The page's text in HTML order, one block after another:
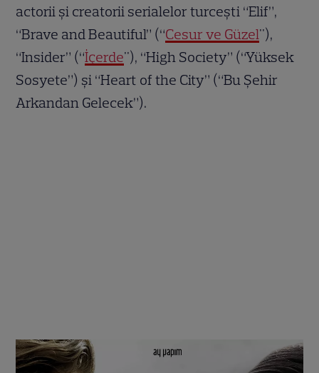
actorii și creatorii serialelor turcești “Elif”,
“Brave and Beautiful” (“Cesur ve Güzel"),
“Insider” (“İçerde"), “High Society” (“Yüksek
Sosyete”) și “Heart of the City” (“Bu Şehir
Arkandan Gelecek”).